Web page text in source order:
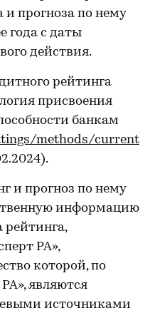
и прогноза по нему
года с даты
действия.
рейтинга
присвоения
банкам
methods/current
и прогноз по нему
информацию
рейтинга,
РА»,
которой, по
являются
источниками